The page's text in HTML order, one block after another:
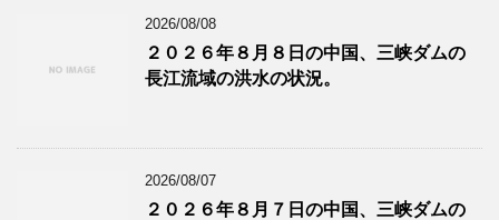
2026/08/08
２０２６年８月８日の中国、三峡ダムの
長江流域の洪水の状況。
2026/08/07
２０２６年８月７日の中国、三峡ダムの